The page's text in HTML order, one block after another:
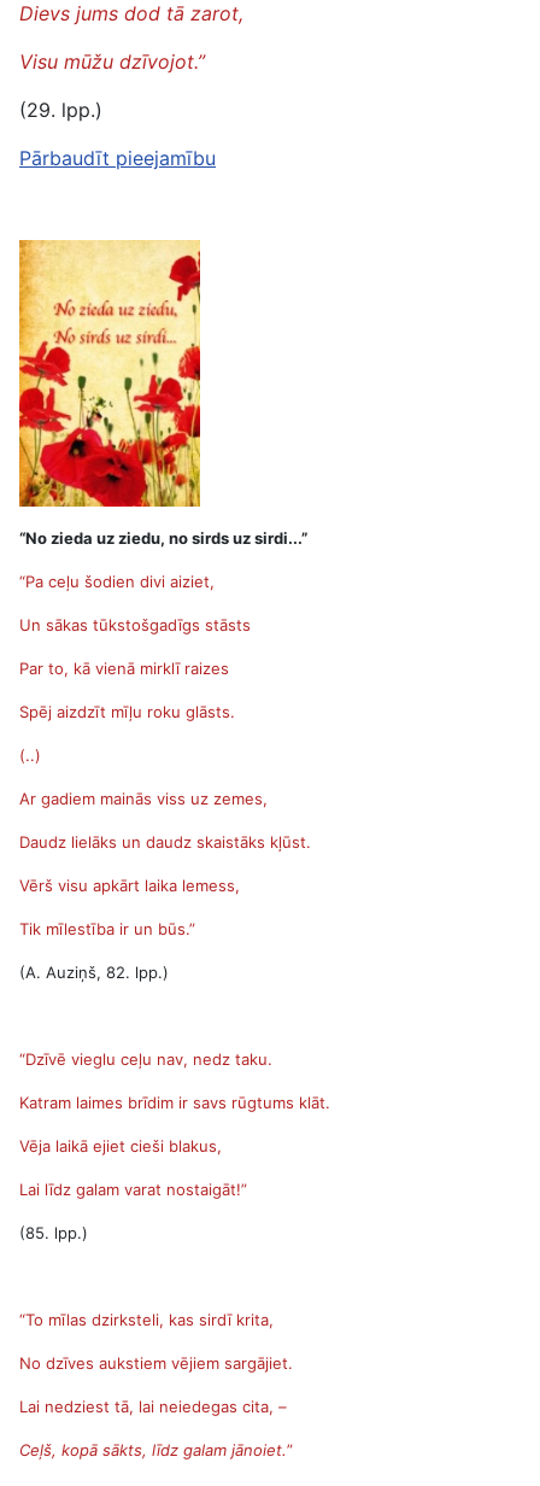
Dievs jums dod tā zarot,
Visu mūžu dzīvojot.”
(29. lpp.)
Pārbaudīt pieejamību
“No zieda uz ziedu, no sirds uz sirdi...”
“Pa ceļu šodien divi aiziet,
Un sākas tūkstošgadīgs stāsts
Par to, kā vienā mirklī raizes
Spēj aizdzīt mīļu roku glāsts.
(..)
Ar gadiem mainās viss uz zemes,
Daudz lielāks un daudz skaistāks kļūst.
Vērš visu apkārt laika lemess,
Tik mīlestība ir un būs.”
(A. Auziņš, 82. lpp.)
“Dzīvē vieglu ceļu nav, nedz taku.
Katram laimes brīdim ir savs rūgtums klāt.
Vēja laikā ejiet cieši blakus,
Lai līdz galam varat nostaigāt!”
(85. lpp.)
“To mīlas dzirksteli, kas sirdī krita,
No dzīves aukstiem vējiem sargājiet.
Lai nedziest tā, lai neiedegas cita, –
Ceļš, kopā sākts, līdz galam jānoiet.”